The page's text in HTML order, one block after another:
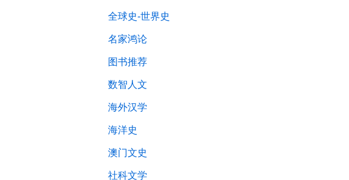
全球史-世界史
名家鸿论
图书推荐
数智人文
海外汉学
海洋史
澳门文史
社科文学